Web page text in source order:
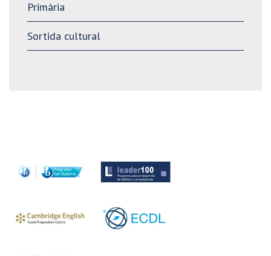
Primària
Sortida cultural